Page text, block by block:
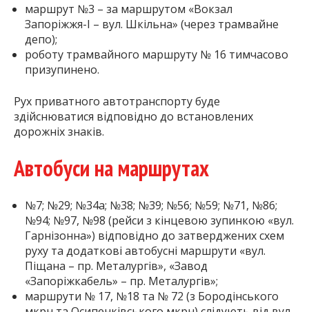
маршрут №3 – за маршрутом «Вокзал
Запоріжжя-І – вул. Шкільна» (через трамвайне
депо);
роботу трамвайного маршруту № 16 тимчасово
призупинено.
Рух приватного автотранспорту буде
здійснюватися відповідно до встановлених
дорожніх знаків.
Автобуси на маршрутах
№7; №29; №34а; №38; №39; №56; №59; №71, №86;
№94; №97, №98 (рейси з кінцевою зупинкою «вул.
Гарнізонна») відповідно до затверджених схем
руху та додаткові автобусні маршрути «вул.
Піщана – пр. Металургів», «Завод
«Запоріжкабель» – пр. Металургів»;
маршрути № 17, №18 та № 72 (з Бородінського